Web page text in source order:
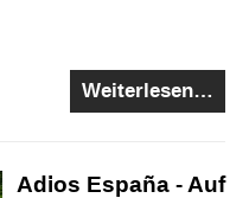
Weiterlesen…
Adios España - Auf